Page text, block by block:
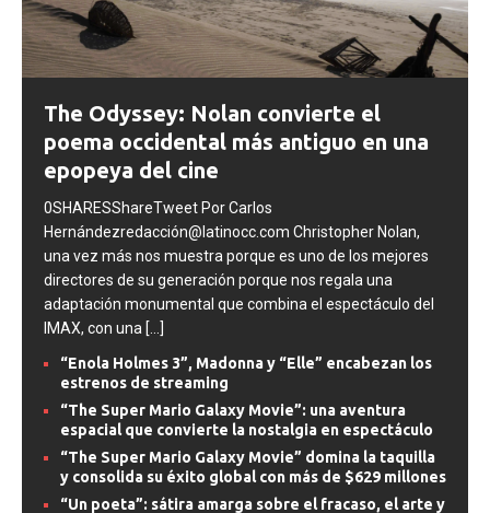
The Odyssey: Nolan convierte el
poema occidental más antiguo en una
epopeya del cine
0SHARESShareTweet Por Carlos
Hernándezredacción@latinocc.com Christopher Nolan,
una vez más nos muestra porque es uno de los mejores
directores de su generación porque nos regala una
adaptación monumental que combina el espectáculo del
[...]
“Enola Holmes 3”, Madonna y “Elle” encabezan los
estrenos de streaming
“The Super Mario Galaxy Movie”: una aventura
espacial que convierte la nostalgia en espectáculo
“The Super Mario Galaxy Movie” domina la taquilla
y consolida su éxito global con más de $629 millones